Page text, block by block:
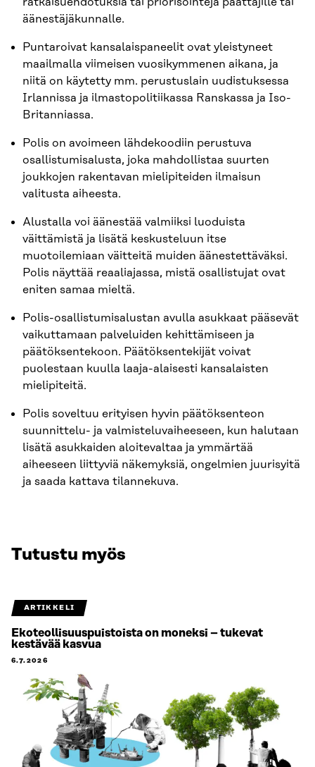
äänestäjäkunnalle.
Puntaroivat kansalaispaneelit ovat yleistyneet
maailmalla viimeisen vuosikymmenen aikana, ja
niitä on käytetty mm. perustuslain uudistuksessa
Irlannissa ja ilmastopolitiikassa Ranskassa ja Iso-
Britanniassa.
Polis on avoimeen lähdekoodiin perustuva
osallistumisalusta, joka mahdollistaa suurten
joukkojen rakentavan mielipiteiden ilmaisun
valitusta aiheesta.
Alustalla voi äänestää valmiiksi luoduista
väittämistä ja lisätä keskusteluun itse
muotoilemiaan väitteitä muiden äänestettäväksi.
Polis näyttää reaaliajassa, mistä osallistujat ovat
eniten samaa mieltä.
Polis-osallistumisalustan avulla asukkaat pääsevät
vaikuttamaan palveluiden kehittämiseen ja
päätöksentekoon. Päätöksentekijät voivat
puolestaan kuulla laaja-alaisesti kansalaisten
mielipiteitä.
Polis soveltuu erityisen hyvin päätöksenteon
suunnittelu- ja valmisteluvaiheeseen, kun halutaan
lisätä asukkaiden aloitevaltaa ja ymmärtää
aiheeseen liittyviä näkemyksiä, ongelmien juurisyitä
ja saada kattava tilannekuva.
Tutustu myös
ARTIKKELI
Ekoteollisuuspuistoista on moneksi – tukevat
kestävää kasvua
6.7.2026